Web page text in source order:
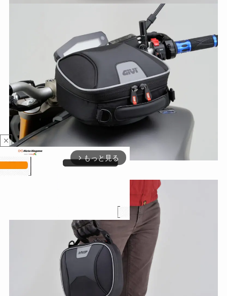
close
arrow_forward_ios もっと見る
u
e